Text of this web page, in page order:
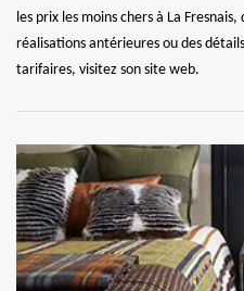
les prix les moins chers à La
réalisations antérieures ou des
tarifaires, visitez son site web.